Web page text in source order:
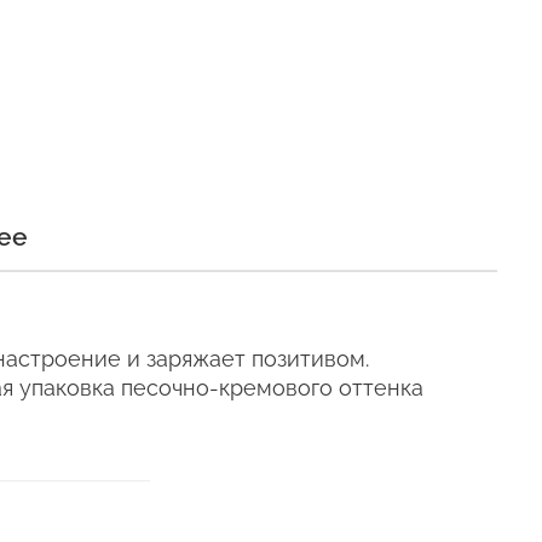
и заряжает позитивом.
песочно-кремового оттенка
свежесть как
"